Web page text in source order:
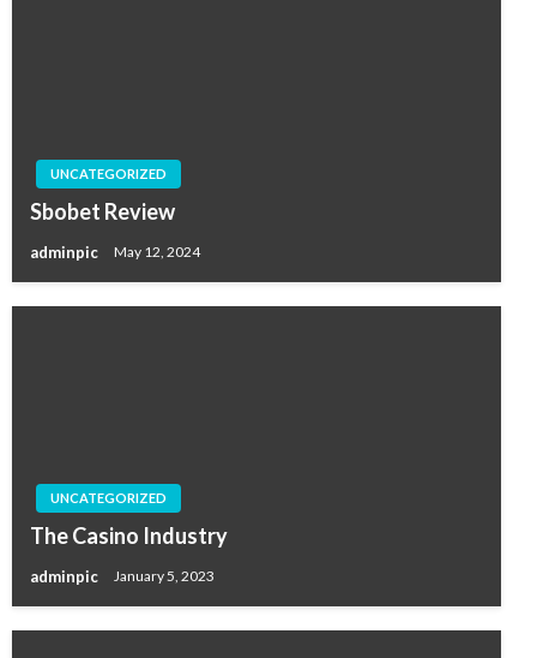
UNCATEGORIZED
Sbobet Review
adminpic May 12, 2024
UNCATEGORIZED
The Casino Industry
adminpic January 5, 2023